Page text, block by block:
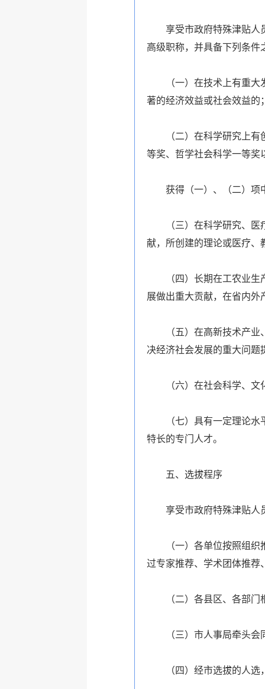
享受市政府特殊津贴人
高级职称，并具备下列条件
（一）在技术上有重
著的经济效益或社会效益的
（二）在科学研究上
等奖、哲学社会科学一等奖
获得（一）、（二）项
（三）在科学研究、
献，所创建的理论或医疗、
（四）长期在工农业
展做出重大贡献，在省内外
（五）在高新技术产
决经济社会发展的重大问题
（六）在社会科学、
（七）具有一定理论
特长的专门人才。
五、选拔程序
享受市政府特殊津贴人
（一）各单位按照组
过专家推荐、学术团体推荐
（二）各县区、各部
（三）市人事局牵头
（四）经市选拔的人